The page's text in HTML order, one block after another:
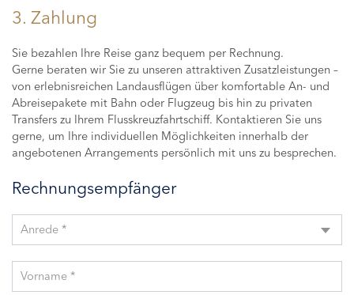
3. Zahlung
Sie bezahlen Ihre Reise ganz bequem per Rechnung.
Gerne beraten wir Sie zu unseren attraktiven Zusatzleistungen –
von erlebnisreichen Landausflügen über komfortable An- und
Abreisepakete mit Bahn oder Flugzeug bis hin zu privaten
Transfers zu Ihrem Flusskreuzfahrtschiff. Kontaktieren Sie uns
gerne, um Ihre individuellen Möglichkeiten innerhalb der
angebotenen Arrangements persönlich mit uns zu besprechen.
Rechnungsempfänger
Anrede *
Vorname *